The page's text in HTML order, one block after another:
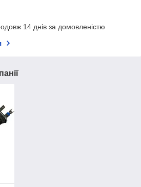
14 днів за домовленістю